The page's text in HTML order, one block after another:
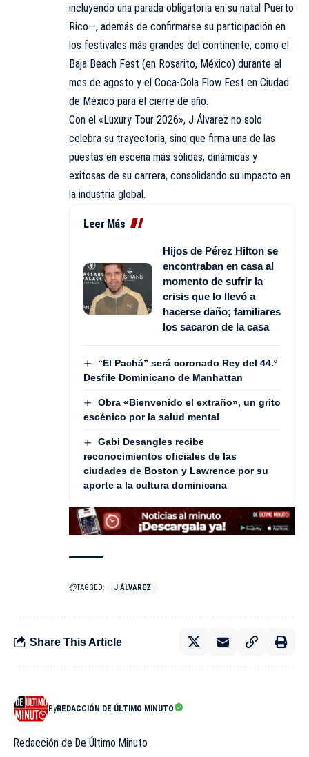
incluyendo una parada obligatoria en su natal Puerto
Rico—, además de confirmarse su participación en
los festivales más grandes del continente, como el
Baja Beach Fest (en Rosarito, México) durante el
mes de agosto y el Coca-Cola Flow Fest en Ciudad
de México para el cierre de año.
Con el «Luxury Tour 2026», J Álvarez no solo
celebra su trayectoria, sino que firma una de las
puestas en escena más sólidas, dinámicas y
exitosas de su carrera, consolidando su impacto en
la industria global.
Leer Más
Hijos de Pérez Hilton se
encontraban en casa al
momento de sufrir la
crisis que lo llevó a
hacerse daño; familiares
los sacaron de la casa
“El Pachá” será coronado Rey del 44.º
Desfile Dominicano de Manhattan
Obra «Bienvenido el extraño», un grito
escénico por la salud mental
Gabi Desangles recibe
reconocimientos oficiales de las
ciudades de Boston y Lawrence por su
aporte a la cultura dominicana
TAGGED: J ÁLVAREZ
Share This Article
ByREDACCIÓN DE ÚLTIMO MINUTO
Redacción de De Último Minuto